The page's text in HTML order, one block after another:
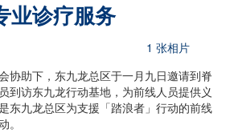
业诊疗服务
1 张相片
协助下，东九龙总区于一月九日邀请到脊
到访东九龙行动基地，为前线人员提供义
东九龙总区为支援「踏浪者」行动的前线
。